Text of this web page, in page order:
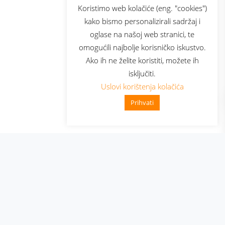
Koristimo web kolačiće (eng. "cookies")
kako bismo personalizirali sadržaj i
oglase na našoj web stranici, te
omogućili najbolje korisničko iskustvo.
Ako ih ne želite koristiti, možete ih
isključiti.
Uslovi korištenja kolačića
Prihvati
👋 Zdravo, kako mogu pomoći
Prijava za newsletter